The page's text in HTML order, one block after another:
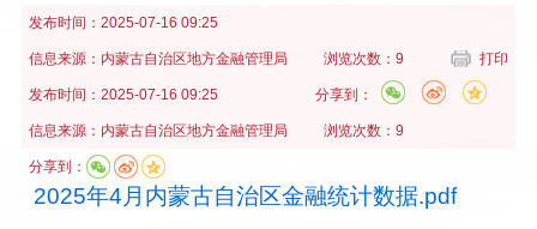
发布时间： 2025-07-16 09:25
信息来源： 内蒙古自治区地方金融管理局 浏览次数：9 打印
分享到：
发布时间： 2025-07-16 09:25
信息来源： 内蒙古自治区地方金融管理局 浏览次数：9
分享到：
2025年4月内蒙古自治区金融统计数据.pdf